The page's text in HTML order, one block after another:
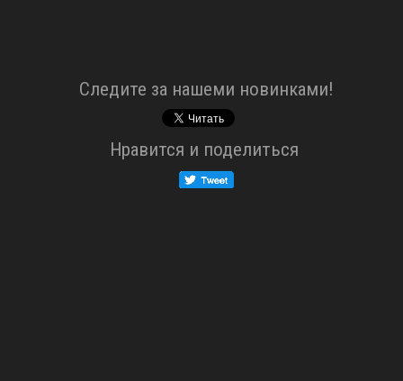
Cледите за нашеми новинками!
Нравится и поделиться